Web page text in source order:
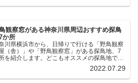
観察窓がある神奈川県周辺おすすめ探鳥
か所
川県横浜市から、日帰りで行ける「野鳥観察
（舎）」や「野鳥観察窓」がある探鳥地、7
を紹介します。どこもオススメの探鳥地で
。実際に訪れてみると、野山にいる野鳥、海や
にいる野鳥それぞれ違う観察になりました。街
あり、電車で行ける...
2022.07.29